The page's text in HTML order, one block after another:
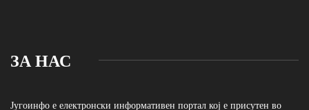
ЗА НАС
Југоинфо е електронски информативен портал кој е присутен во